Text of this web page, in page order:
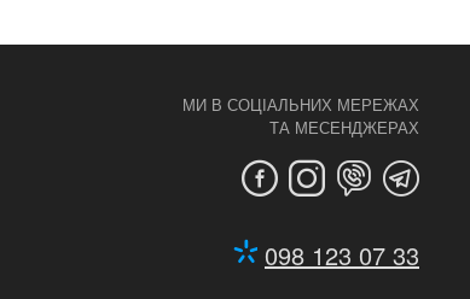
МИ В СОЦІАЛЬНИХ МЕРЕЖАХ
ТА МЕСЕНДЖЕРАХ
098 123 07 33